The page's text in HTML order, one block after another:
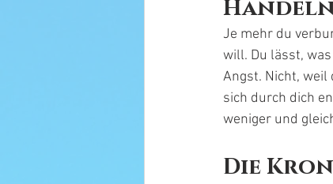
Je mehr du
will. Du lässt,
Angst. Nicht, weil
sich durch dich
weniger und
Die